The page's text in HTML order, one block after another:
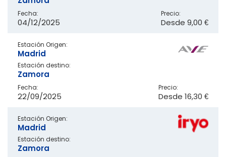
Fecha:
04/12/2025
Precio:
Desde 9,00 €
Estación Origen:
Madrid
Estación destino:
Zamora
Fecha:
22/09/2025
Precio:
Desde 16,30 €
Estación Origen:
Madrid
Estación destino:
Zamora